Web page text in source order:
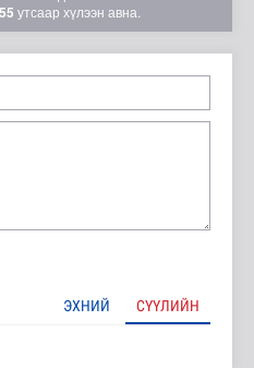
утсаар хүлээн авна.
ЭХНИЙ СҮҮЛИЙН